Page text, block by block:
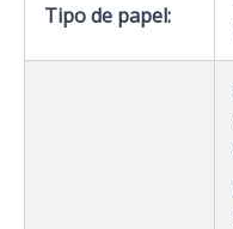
Tipo de papel: